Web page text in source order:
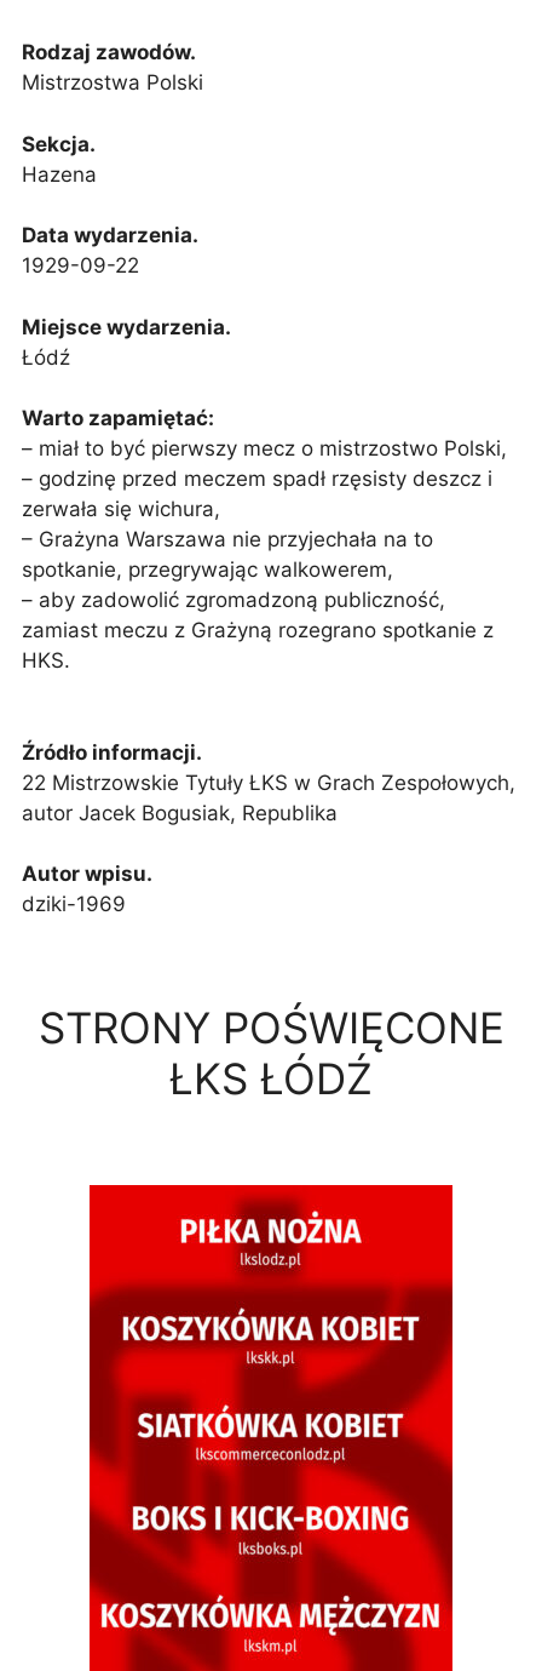
Rodzaj zawodów.
Mistrzostwa Polski
Sekcja.
Hazena
Data wydarzenia.
1929-09-22
Miejsce wydarzenia.
Łódź
Warto zapamiętać:
– miał to być pierwszy mecz o mistrzostwo Polski,
– godzinę przed meczem spadł rzęsisty deszcz i
zerwała się wichura,
– Grażyna Warszawa nie przyjechała na to
spotkanie, przegrywając walkowerem,
– aby zadowolić zgromadzoną publiczność,
zamiast meczu z Grażyną rozegrano spotkanie z
HKS.
Źródło informacji.
22 Mistrzowskie Tytuły ŁKS w Grach Zespołowych,
autor Jacek Bogusiak, Republika
Autor wpisu.
dziki-1969
STRONY POŚWIĘCONE
ŁKS ŁÓDŹ